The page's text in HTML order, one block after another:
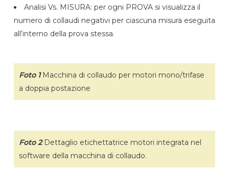
Analisi Vs. MISURA: per ogni PROVA si visualizza il
numero di collaudi negativi per ciascuna misura eseguita
all’interno della prova stessa.
Foto 1 Macchina di collaudo per motori mono/trifase
a doppia postazione
Foto 2 Dettaglio etichettatrice motori integrata nel
software della macchina di collaudo.